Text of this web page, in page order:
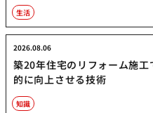
生活
築20年住宅のリフォーム施工
的に向上させる技術
2026.08.06
知識